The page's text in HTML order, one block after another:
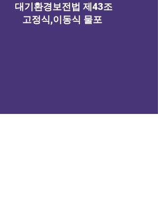
​대기환경보전법 제43조
​ 고정식,이동식 물포